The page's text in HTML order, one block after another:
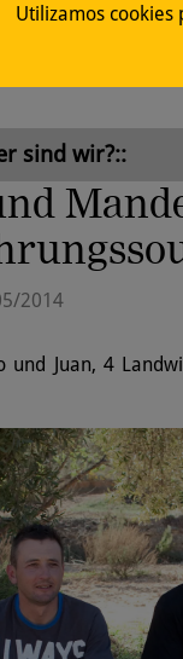
Utilizamos cookies
sind wir?::
2014
und Juan, 4